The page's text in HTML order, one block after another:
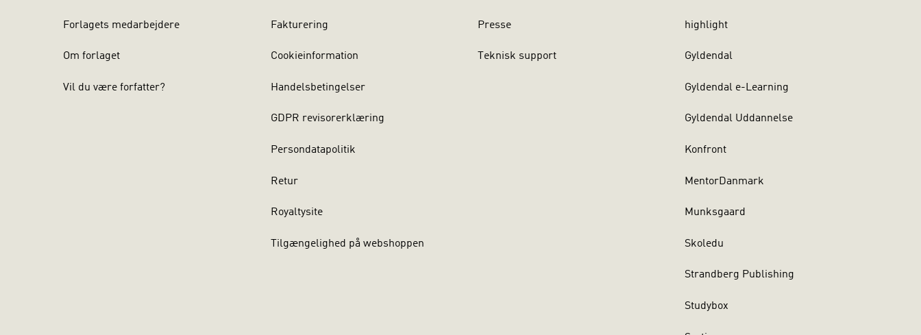
Forlagets medarbejdere
Om forlaget
Vil du være forfatter?
Fakturering
Cookieinformation
Handelsbetingelser
GDPR revisorerklæring
Persondatapolitik
Retur
Royaltysite
Tilgængelighed på webshoppen
Presse
Teknisk support
highlight
Gyldendal
Gyldendal e-Learning
Gyldendal Uddannelse
Konfront
MentorDanmark
Munksgaard
Skoledu
Strandberg Publishing
Studybox